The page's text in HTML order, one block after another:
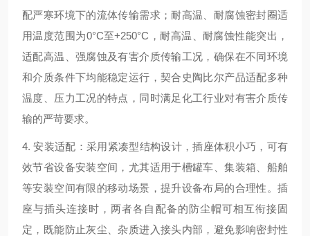
配严寒环境下的流体传输需求；耐高温、耐腐蚀密封圈适
用温度范围为0°C至+250°C，耐高温、耐腐蚀性能突出，
适配高温、强腐蚀及有害介质传输工况，确保在不同环境
和介质条件下均能稳定运行，契合史陶比尔产品适配多种
温度、压力工况的特点，同时满足化工行业对有害介质传
输的严苛要求。
4. 安装适配：采用紧凑型结构设计，插座体积小巧，可有
效节省设备安装空间，尤其适用于槽罐车、集装箱、船舶
等安装空间有限的移动场景，提升设备布局的合理性。插
座与插头连接时，两者各自配备的防尘帽可相互衔接固
定，既能防止灰尘、杂质进入接头内部，避免影响密封性